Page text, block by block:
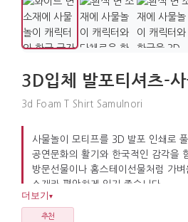
3D입체 발포티셔츠-사
3d Foam T Shirt Samulnori
사물놀이 모티프를 3D 발포 인쇄로
공연문화의 활기와 한국적인 감각을
방문선물이나 홈스테이선물처럼 가
소재라 편안하게 입기 좋습니다.
더보기 ▾
추천